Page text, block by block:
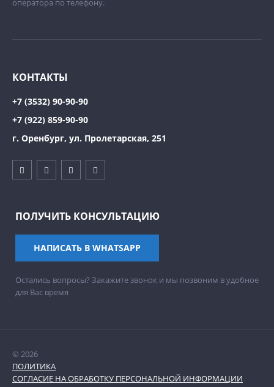
оператора по телефону.
КОНТАКТЫ
+7 (3532) 90-90-90
+7 (922) 859-90-90
г. Оренбург, ул. Пролетарская, 251
ПОЛУЧИТЬ КОНСУЛЬТАЦИЮ
НАПИСАТЬ В WHATSAPP
Остались вопросы? Закажите звонок и мы позвоним в удобное
для Вас время
© 2026
ПОЛИТИКА
СОГЛАСИЕ НА ОБРАБОТКУ ПЕРСОНАЛЬНОЙ ИНФОРМАЦИИ